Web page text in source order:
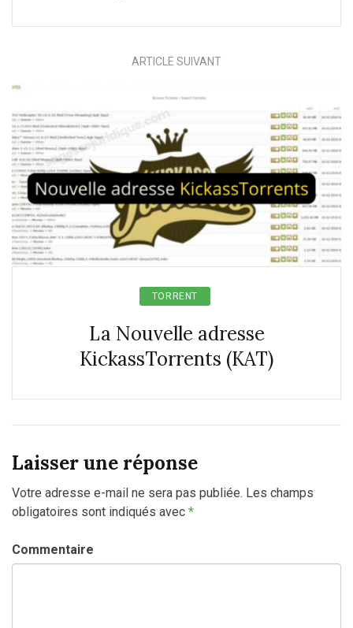
ARTICLE SUIVANT
TORRENT
La Nouvelle adresse
KickassTorrents (KAT)
Laisser une réponse
Votre adresse e-mail ne sera pas publiée. Les champs
obligatoires sont indiqués avec *
Commentaire